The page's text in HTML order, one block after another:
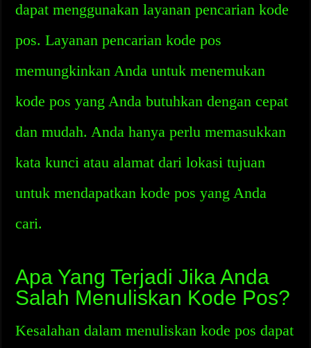
dapat menggunakan layanan pencarian kode
pos. Layanan pencarian kode pos
memungkinkan Anda untuk menemukan
kode pos yang Anda butuhkan dengan cepat
dan mudah. Anda hanya perlu memasukkan
kata kunci atau alamat dari lokasi tujuan
untuk mendapatkan kode pos yang Anda
cari.
Apa Yang Terjadi Jika Anda
Salah Menuliskan Kode Pos?
Kesalahan dalam menuliskan kode pos dapat